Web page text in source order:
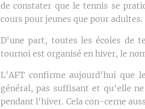
de constater que le tennis se
cours pour jeunes que pour adultes.
D'une part, toutes les écoles de
tournoi est organisé en hiver, le
L'AFT confirme aujourd'hui que
général, pas suffisant et qu'elle
pendant l'hiver. Cela con-cerne